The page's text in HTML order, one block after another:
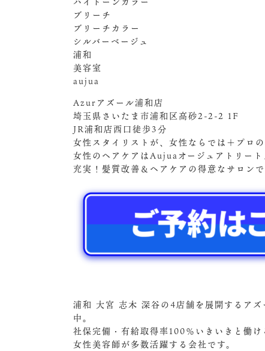
ブリーチ
ブリーチカラー
シルバーベージュ
浦和
美容室
aujua
Azurアズール浦和店
埼玉県さいたま市浦和区高砂2-2-2 1F
JR浦和店西口徒歩3分
女性スタイリストが、女性ならでは＋プロ
女性のヘアケアはAujuaオージュアトリー
充実！髪質改善＆ヘアケアの得意なサロン
浦和 大宮 志木 深谷の4店舗を展開するア
中。
社保完備・有給取得率100％いきいきと働
女性美容師が多数活躍する会社です。